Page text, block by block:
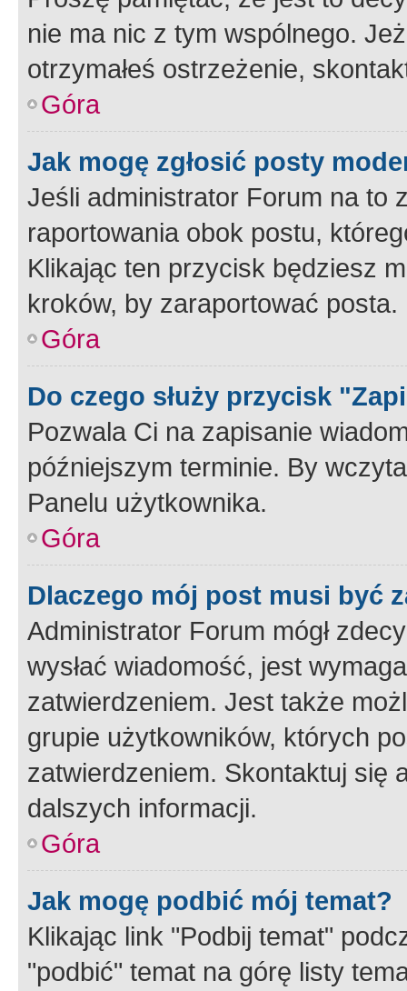
nie ma nic z tym wspólnego.
otrzymałeś ostrzeżenie,
Góra
Jak mogę zgłosić posty
Jeśli administrator Forum na to
raportowania obok postu,
Klikając ten przycisk będziesz
kroków, by zaraportować posta.
Góra
Do czego służy przycisk
Pozwala Ci na zapisanie
późniejszym terminie. By
Panelu użytkownika.
Góra
Dlaczego mój post musi być
Administrator Forum mógł
wysłać wiadomość, jest
zatwierdzeniem. Jest także
grupie użytkowników, których
zatwierdzeniem. Skontaktuj się
dalszych informacji.
Góra
Jak mogę podbić mój temat?
Klikając link "Podbij temat"
"podbić" temat na górę listy